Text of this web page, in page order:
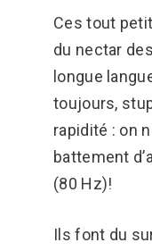
Ces tout
du nectar
longue
toujours,
rapidité : on
battement
(80 Hz)!
Ils font du